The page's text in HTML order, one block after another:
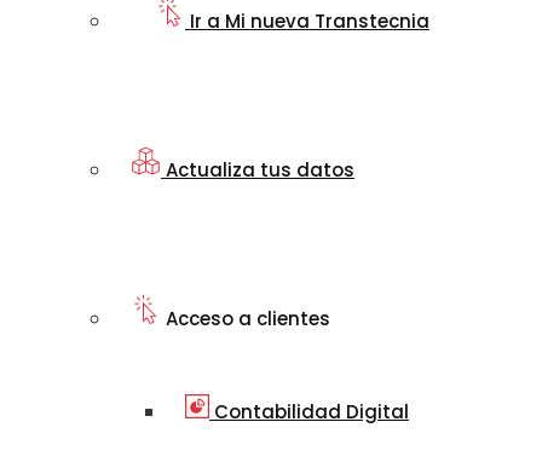
Ir a Mi nueva Transtecnia
Actualiza tus datos
Acceso a clientes
Contabilidad Digital